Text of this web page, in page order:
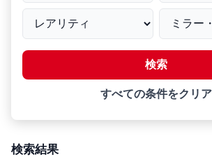
検索
すべての条件をクリア
検索結果